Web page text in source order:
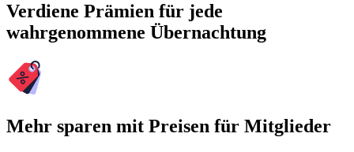
Verdiene Prämien für jede
wahrgenommene Übernachtung
Mehr sparen mit Preisen für Mitglieder